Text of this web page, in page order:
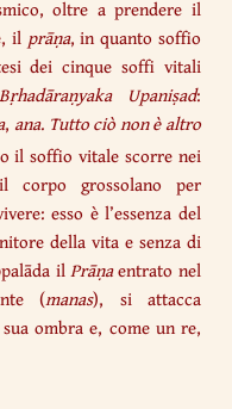
oltre a prendere il
il prāṇa, in quanto soffio
dei cinque soffi vitali
Bṛhadāraṇyaka Upaniṣad:
, ana. Tutto ciò non è altro
il soffio vitale scorre nei
grossolano per
esso è l’essenza del
della vita e senza di
ilPrāṇaentrato nel
(manas), si attacca
ombra e, come un re,